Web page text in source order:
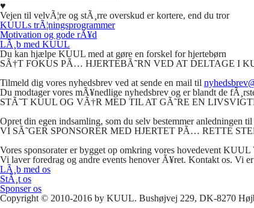
♥
Vejen til velvÃ¦re og stÃ¸rre overskud er kortere, end du tror
KUULs trÃ¦ningsprogrammer
Motivation og gode rÃ¥d
LÃ ¸b med KUUL
Du kan hjælpe KUUL med at gøre en forskel for hjertebørn
SÃ†T FOKUS PÃ… HJERTEBÃ˜RN VED AT DELTAGE I
Tilmeld dig vores nyhedsbrev ved at sende en mail til
Du modtager vores mÃ¥nedlige nyhedsbrev og er blandt de
STÃ˜T KUUL OG VÃ†R MED TIL AT GÃ˜RE EN
Opret din egen indsamling, som du selv bestemmer anledningen
VI SÃ˜GER SPONSORER MED HJERTET PÃ… RETTE
Vores sponsorater er bygget op omkring vores hovedevent KUUL
Vi laver foredrag og andre events henover Ã¥ret. Kontakt os. Vi
LÃ¸b med os
StÃ¸t os
Sponser os
Copyright © 2010-2016 by KUUL. Bushøjvej 229, DK-8270